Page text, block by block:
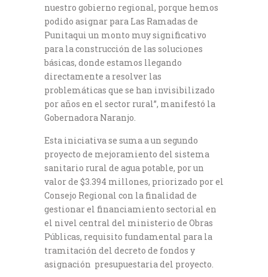
nuestro gobierno regional, porque hemos
podido asignar para Las Ramadas de
Punitaqui un monto muy significativo
para la construcción de las soluciones
básicas, donde estamos llegando
directamente a resolver las
problemáticas que se han invisibilizado
por años en el sector rural”, manifestó la
Gobernadora Naranjo.
Esta iniciativa se suma a un segundo
proyecto de mejoramiento del sistema
sanitario rural de agua potable, por un
valor de $3.394 millones, priorizado por el
Consejo Regional con la finalidad de
gestionar el financiamiento sectorial en
el nivel central del ministerio de Obras
Públicas, requisito fundamental para la
tramitación del decreto de fondos y
asignación presupuestaria del proyecto.